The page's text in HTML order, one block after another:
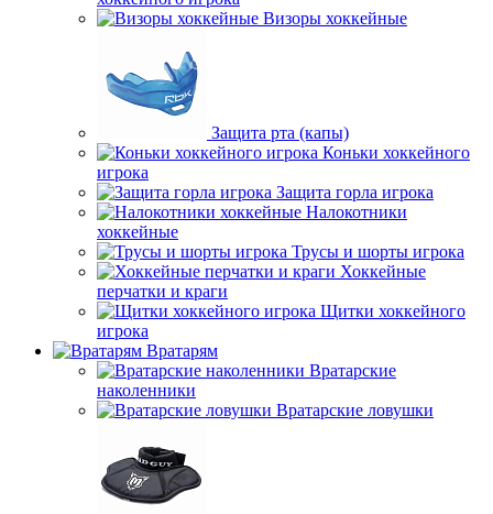
Визоры хоккейные
Защита рта (капы)
Коньки хоккейного
игрока
Защита горла игрока
Налокотники
хоккейные
Трусы и шорты игрока
Хоккейные
перчатки и краги
Щитки хоккейного
игрока
Вратарям
Вратарские
наколенники
Вратарские ловушки